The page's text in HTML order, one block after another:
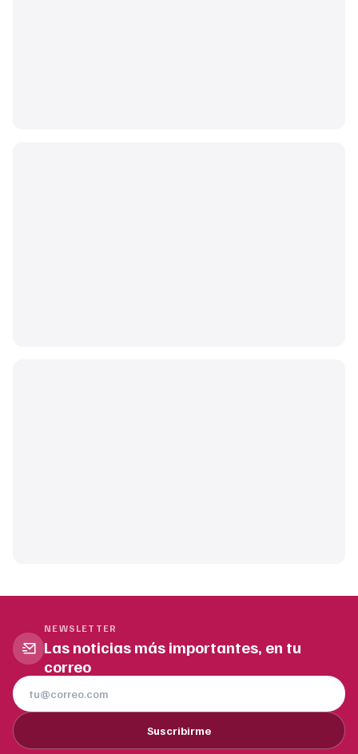
NEWSLETTER
Las noticias más importantes, en tu
correo
Suscribirme